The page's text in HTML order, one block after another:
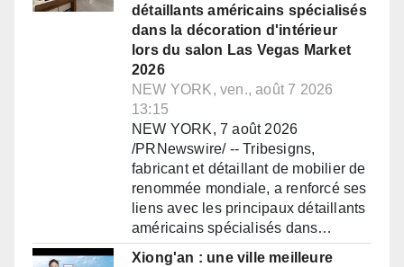
détaillants américains spécialisés
dans la décoration d'intérieur
lors du salon Las Vegas Market
2026
NEW YORK, ven., août 7 2026
13:15
NEW YORK, 7 août 2026
/PRNewswire/ -- Tribesigns,
fabricant et détaillant de mobilier de
renommée mondiale, a renforcé ses
liens avec les principaux détaillants
américains spécialisés dans…
Xiong'an : une ville meilleure